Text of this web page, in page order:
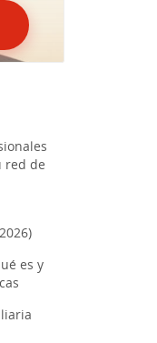
red de
es y